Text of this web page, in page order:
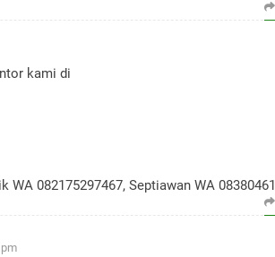
kami di
WA 082175297467, Septiawan WA